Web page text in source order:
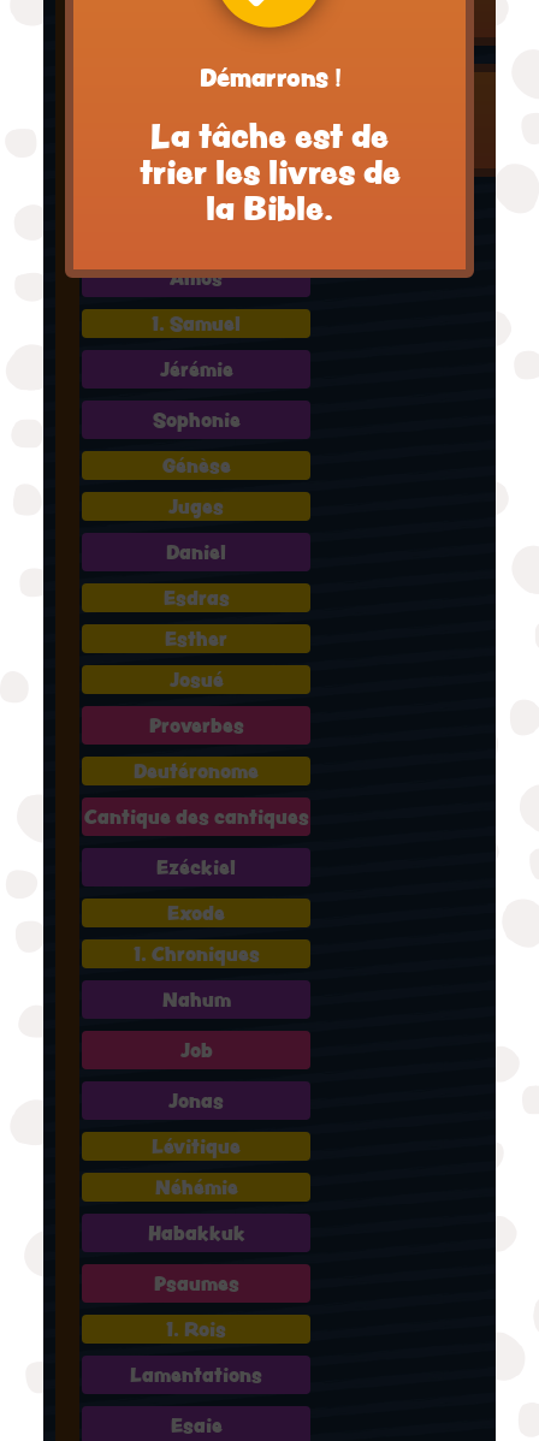
Aggée
Ecclésiaste
Joël
Amos
1. Samuel
Jérémie
Sophonie
Génèse
Juges
Daniel
Esdras
Esther
Josué
Proverbes
Deutéronome
Cantique des cantiques
Ezéckiel
Exode
1. Chroniques
Nahum
Job
Jonas
Lévitique
Néhémie
Habakkuk
Psaumes
1. Rois
Lamentations
Esaie
Démarrons !
La tâche est de
trier les livres de
la Bible.